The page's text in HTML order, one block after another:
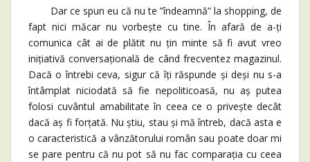
Dar ce spun eu că nu te ”îndeamnă” la shopping, de
fapt nici măcar nu vorbește cu tine. În afară de a-ți
comunica cât ai de plătit nu țin minte să fi avut vreo
inițiativă conversațională de când frecventez magazinul.
Dacă o întrebi ceva, sigur că îți răspunde și deși nu s-a
întâmplat niciodată să fie nepoliticoasă, nu aș putea
folosi cuvântul amabilitate în ceea ce o privește decât
dacă aș fi forțată. Nu știu, stau și mă întreb, dacă asta e
o caracteristică a vânzătorului român sau poate doar mi
se pare pentru că nu pot să nu fac comparația cu ceea